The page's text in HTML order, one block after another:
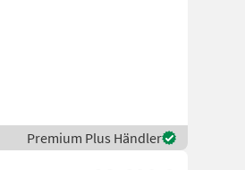
Premium Plus Händler